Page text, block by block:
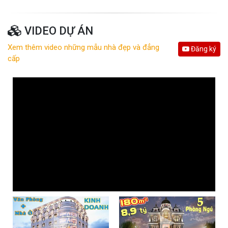
VIDEO DỰ ÁN
Xem thêm video những mẫu nhà đẹp và đẳng
cấp
Đăng ký